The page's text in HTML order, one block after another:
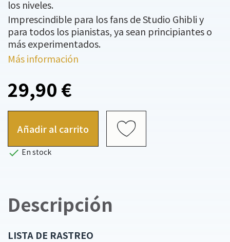
los niveles.
Imprescindible para los fans de Studio Ghibli y
para todos los pianistas, ya sean principiantes o
más experimentados.
Más información
29,90 €
Añadir al carrito
 En stock
Descripción
LISTA DE RASTREO